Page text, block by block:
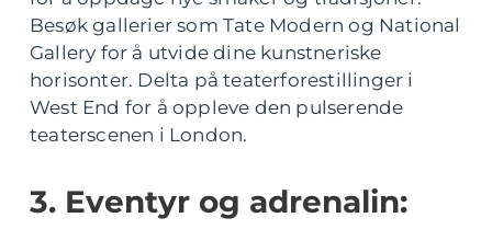
Besøk gallerier som Tate Modern og National
Gallery for å utvide dine kunstneriske
horisonter. Delta på teaterforestillinger i
West End for å oppleve den pulserende
teaterscenen i London.
3. Eventyr og adrenalin: